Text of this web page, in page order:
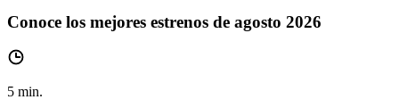
Conoce los mejores estrenos de agosto 2026
5 min.